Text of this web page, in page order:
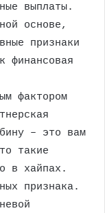
выплаты.
основе,
признаки
финансовая
фактором
– это вам
такие
в хайпах.
признака.